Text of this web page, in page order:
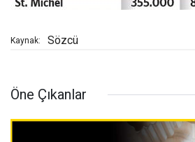
Kaynak: Sözcü
Öne Çıkanlar